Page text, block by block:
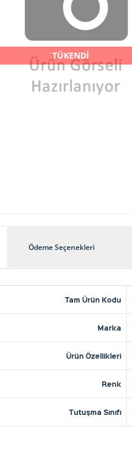
TÜKENDİ
Ödeme Seçenekleri
Tam Ürün Kodu
Marka
Ürün Özellikleri
Renk
Tutuşma Sınıfı